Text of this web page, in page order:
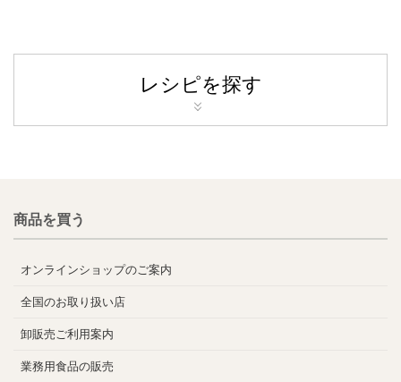
レシピを探す
商品を買う
オンラインショップのご案内
全国のお取り扱い店
卸販売ご利用案内
業務用食品の販売